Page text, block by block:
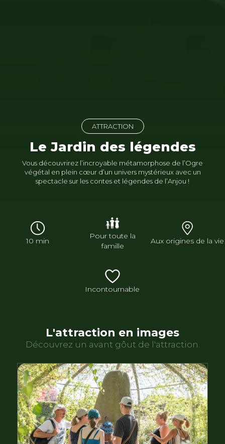
ATTRACTION
Le Jardin des légendes
Vous découvrirez l’incroyable métamorphose de l’Ogre
végétal en plein cœur d’un univers mystérieux avec un
spectacle sur les contes et légendes de l’Anjou !
10 min
Pour toute la
famille
Aux origines de la vie
Incontournable
L'attraction en images
Découvrez un avant gôut de l'attraction.